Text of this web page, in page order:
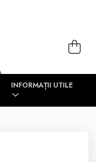
INFORMAȚII UTILE